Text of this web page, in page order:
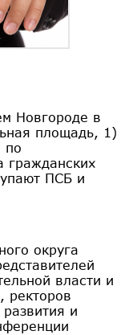
Новгороде в
площадь, 1)
по
гражданских
ПСБ и
округа
власти и
ректоров
и